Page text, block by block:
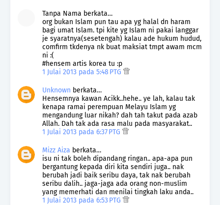
Tanpa Nama berkata…
org bukan Islam pun tau apa yg halal dn haram
bagi umat Islam. tpi kite yg Islam ni pakai langgar
je syaratnya(sesetengah) kalau ade hukum hudud,
comfirm tkdenya nk buat maksiat tmpt awam mcm
ni :(
#hensem artis korea tu :p
1 Julai 2013 pada 5:48 PTG
Unknown berkata…
Hensemnya kawan Acikk..hehe.. ye lah, kalau tak
kenapa ramai perempuan Melayu Islam yg
mengandung luar nikah? dah tah takut pada azab
Allah. Dah tak ada rasa malu pada masyarakat..
1 Julai 2013 pada 6:37 PTG
Mizz Aiza berkata…
isu ni tak boleh dipandang ringan.. apa-apa pun
bergantung kepada diri kita sendiri juga.. nak
berubah jadi baik seribu daya, tak nak berubah
seribu dalih.. jaga-jaga ada orang non-muslim
yang memerhati dan menilai tingkah laku anda..
1 Julai 2013 pada 6:53 PTG